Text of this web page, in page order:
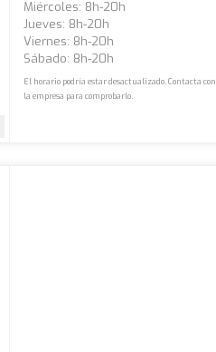
Miércoles: 8h-20h
Jueves: 8h-20h
Viernes: 8h-20h
Sábado: 8h-20h
El horario podría estar desactualizado. Contacta con
la empresa para comprobarlo.